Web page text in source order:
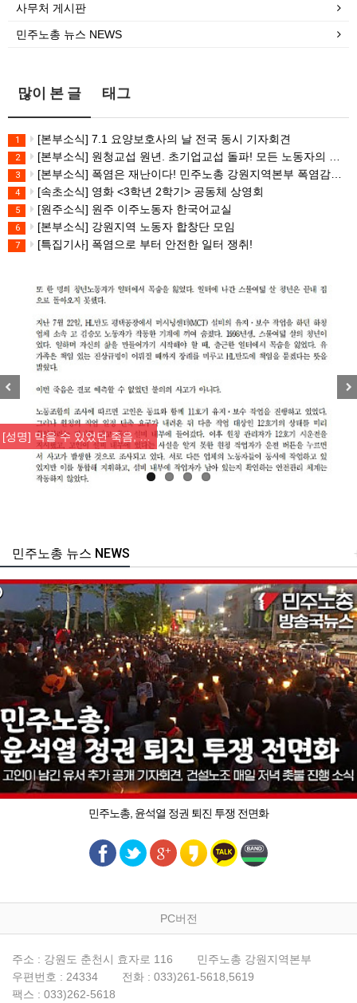
사무처 게시판
민주노총 뉴스 NEWS
많이 본 글 태그
1 [본부소식] 7.1 요양보호사의 날 전국 동시 기자회견
2 [본부소식] 원청교섭 원년. 초기업교섭 돌파! 모든 노동자의 노동기본권 쟁취! 민주노총 7.15 총파업대회
3 [본부소식] 폭염은 재난이다! 민주노총 강원지역본부 폭염감시단 선포 기자회견
4 [속초소식] 영화 <3학년 2학기> 공동체 상영회
5 [원주소식] 원주 이주노동자 한국어교실
6 [본부소식] 강원지역 노동자 합창단 모임
7 [특집기사] 폭염으로 부터 안전한 일터 쟁취!
[성명] 막을 수 있었던 죽음, …
주노총 뉴스 NEWS
민주노총, 윤석열 정권 퇴진 투쟁 전면화
PC버전
주소 : 강원도 춘천시 효자로 116
민주노총 강원지역본부
우편번호 : 24334
전화 : 033)261-5618,5619
팩스 : 033)262-5618